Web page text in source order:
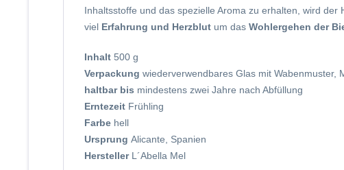
Inhaltsstoffe und das spezielle Aroma zu erhalten, wird der
viel Erfahrung und Herzblut um das Wohlergehen der
Inhalt 500 g
Verpackung wiederverwendbares Glas mit Wabenmuster,
haltbar bis mindestens zwei Jahre nach Abfüllung
Erntezeit Frühling
Farbe hell
Ursprung Alicante, Spanien
HerstellerL´Abella Mel